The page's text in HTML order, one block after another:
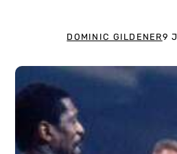
DOMINIC GILDENER9